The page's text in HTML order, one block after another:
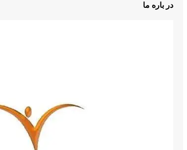
در باره ما